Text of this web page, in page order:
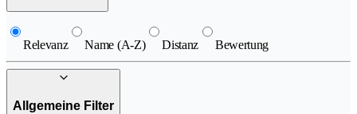
Relevanz Name (A-Z) Distanz Bewertung
Allgemeine Filter